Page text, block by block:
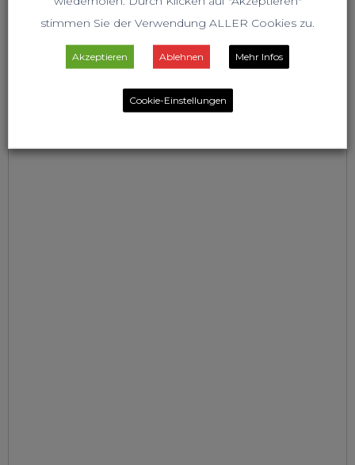
stimmen Sie der Verwendung ALLER Cookies zu.
Akzeptieren Ablehnen Mehr Infos
Cookie-Einstellungen